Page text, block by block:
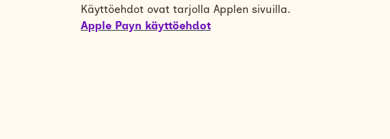
Käyttöehdot ovat tarjolla Applen sivuilla.
Apple Payn käyttöehdot